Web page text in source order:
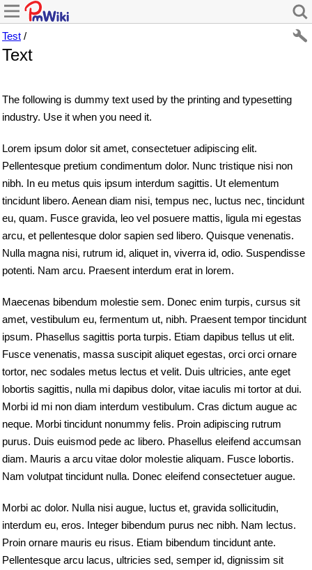
Test /
Text
The following is dummy text used by the printing and typesetting
industry. Use it when you need it.
Lorem ipsum dolor sit amet, consectetuer adipiscing elit.
Pellentesque pretium condimentum dolor. Nunc tristique nisi non
nibh. In eu metus quis ipsum interdum sagittis. Ut elementum
tincidunt libero. Aenean diam nisi, tempus nec, luctus nec, tincidunt
eu, quam. Fusce gravida, leo vel posuere mattis, ligula mi egestas
arcu, et pellentesque dolor sapien sed libero. Quisque venenatis.
Nulla magna nisi, rutrum id, aliquet in, viverra id, odio. Suspendisse
potenti. Nam arcu. Praesent interdum erat in lorem.
Maecenas bibendum molestie sem. Donec enim turpis, cursus sit
amet, vestibulum eu, fermentum ut, nibh. Praesent tempor tincidunt
ipsum. Phasellus sagittis porta turpis. Etiam dapibus tellus ut elit.
Fusce venenatis, massa suscipit aliquet egestas, orci orci ornare
tortor, nec sodales metus lectus et velit. Duis ultricies, ante eget
lobortis sagittis, nulla mi dapibus dolor, vitae iaculis mi tortor at dui.
Morbi id mi non diam interdum vestibulum. Cras dictum augue ac
neque. Morbi tincidunt nonummy felis. Proin adipiscing rutrum
purus. Duis euismod pede ac libero. Phasellus eleifend accumsan
diam. Mauris a arcu vitae dolor molestie aliquam. Fusce lobortis.
Nam volutpat tincidunt nulla. Donec eleifend consectetuer augue.
Morbi ac dolor. Nulla nisi augue, luctus et, gravida sollicitudin,
interdum eu, eros. Integer bibendum purus nec nibh. Nam lectus.
Proin ornare mauris eu risus. Etiam bibendum tincidunt ante.
Pellentesque arcu lacus, ultricies sed, semper id, dignissim sit